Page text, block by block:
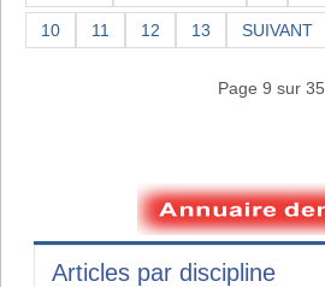
10 11 12 13 SUIVANT
Page 9 sur 35
Articles par discipline